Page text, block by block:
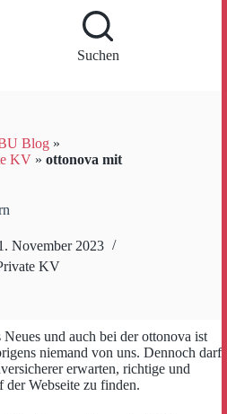
Suchen
Blog »
KV » ottonova mit
November 2023
KV
Neues und auch bei der ottonova ist
niemand von uns. Dennoch darf
erwarten, richtige und
Webseite zu finden.